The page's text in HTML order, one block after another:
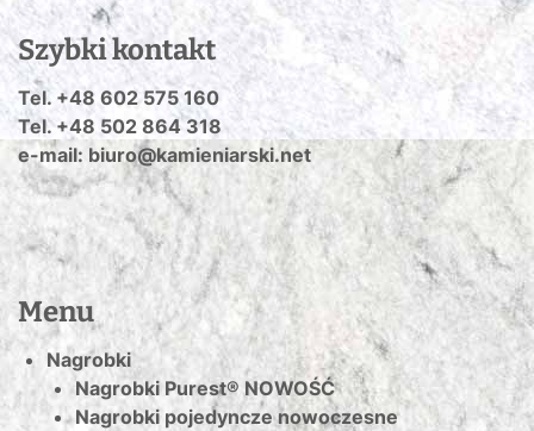
Szybki kontakt
Tel. +48 602 575 160
Tel. +48 502 864 318
e-mail: biuro@kamieniarski.net
Menu
Nagrobki
Nagrobki Purest® NOWOŚĆ
Nagrobki pojedyncze nowoczesne